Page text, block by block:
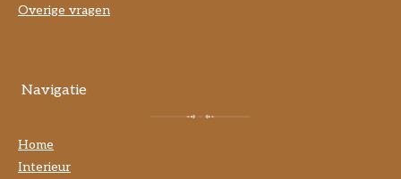
Overige vragen
Navigatie
Home
Interieur